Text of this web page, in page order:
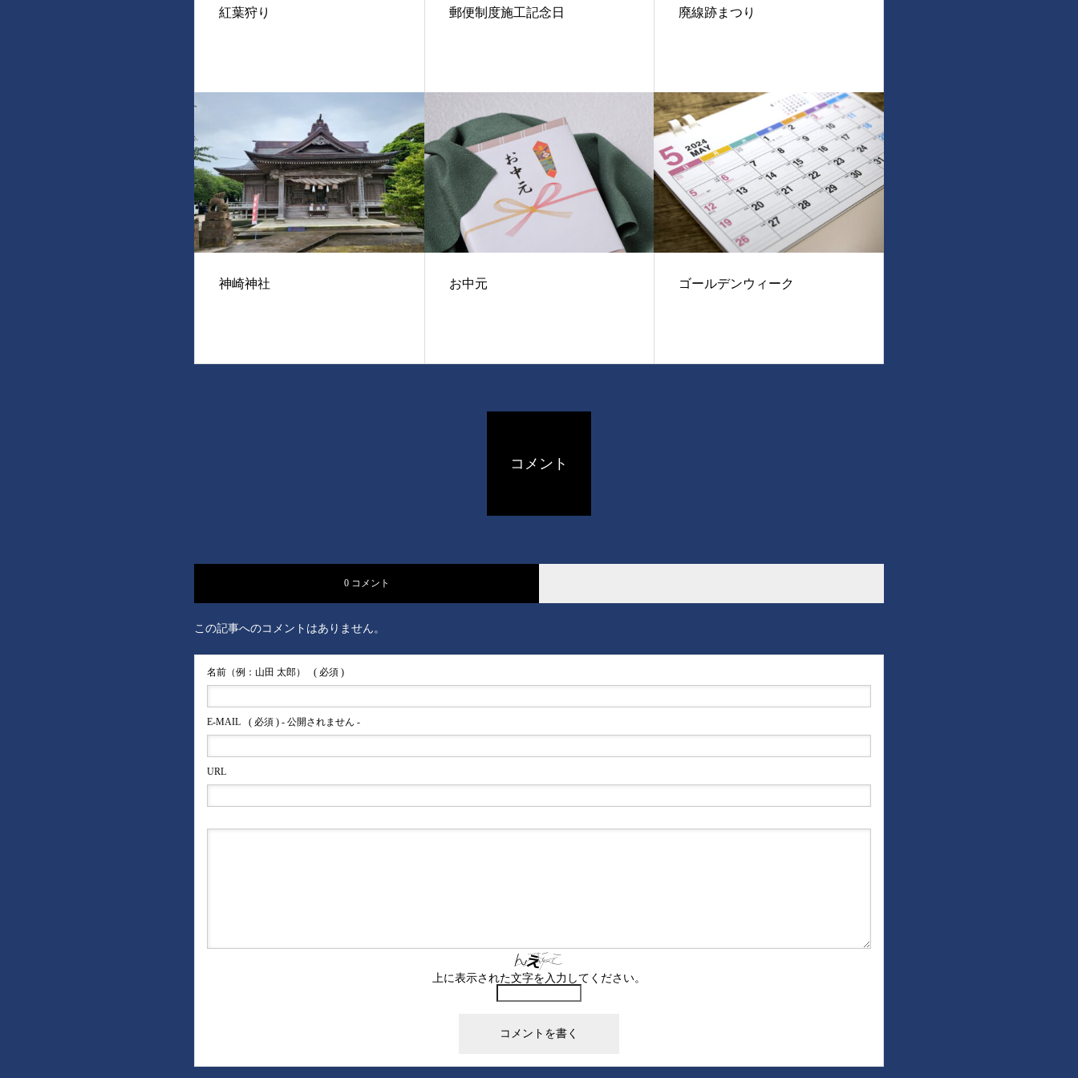
紅葉狩り 郵便制度施工記念日 廃線跡まつり
神崎神社 お中元 ゴールデンウィーク
コメント
0 コメント
この記事へのコメントはありません。
名前（例：山田 太郎） ( 必須 )
E-MAIL ( 必須 ) - 公開されません -
URL
上に表示された文字を入力してください。